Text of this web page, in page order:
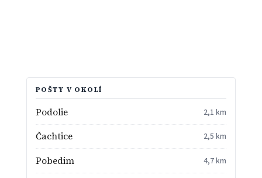
POŠTY V OKOLÍ
Podolie 2,1 km
Čachtice 2,5 km
Pobedim 4,7 km